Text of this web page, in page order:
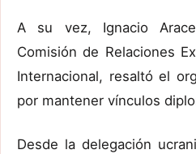
A su vez, Ignacio
Comisión de Relaciones
Internacional, resaltó el
por mantener vínculos
Desde la delegación